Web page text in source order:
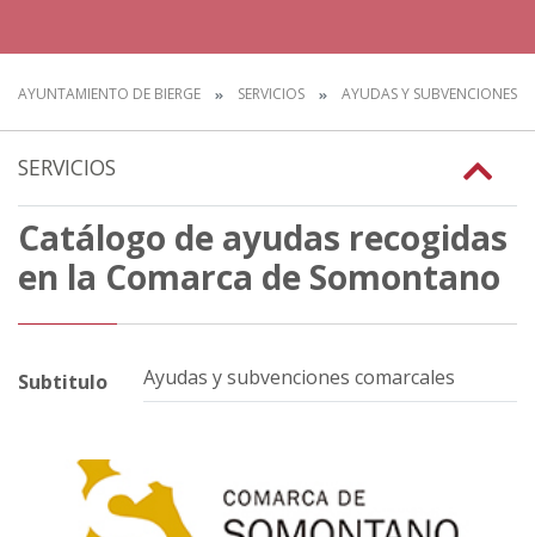
AYUNTAMIENTO DE BIERGE SERVICIOS AYUDAS Y SUBVENCIONES
SERVICIOS
Catálogo de ayudas recogidas
en la Comarca de Somontano
Subtitulo Ayudas y subvenciones comarcales